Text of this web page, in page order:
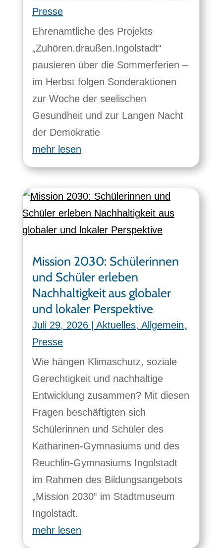
Presse
Ehrenamtliche des Projekts
„Zuhören.draußen.Ingolstadt“
pausieren über die Sommerferien –
im Herbst folgen Sonderaktionen
zur Woche der seelischen
Gesundheit und zur Langen Nacht
der Demokratie
mehr lesen
Mission 2030: Schülerinnen
und Schüler erleben
Nachhaltigkeit aus globaler
und lokaler Perspektive
Juli 29, 2026| Aktuelles, Allgemein,
Presse
Wie hängen Klimaschutz, soziale
Gerechtigkeit und nachhaltige
Entwicklung zusammen? Mit diesen
Fragen beschäftigten sich
Schülerinnen und Schüler des
Katharinen-Gymnasiums und des
Reuchlin-Gymnasiums Ingolstadt
im Rahmen des Bildungsangebots
„Mission 2030“ im Stadtmuseum
Ingolstadt.
mehr lesen